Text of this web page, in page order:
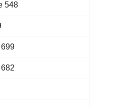
548